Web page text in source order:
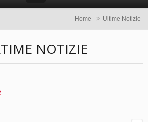
Home Ultime Notizie
NOTIZIE